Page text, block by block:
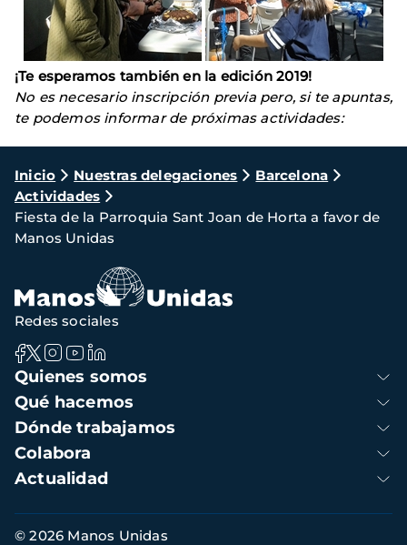
¡Te esperamos también en la edición 2019!
No es necesario inscripción previa pero, si te apuntas,
te podemos informar de próximas actividades:
Ruta
de
navegación
Inicio Nuestras delegaciones
Barcelona
Actividades
Fiesta de la Parroquia Sant Joan de Horta a favor de
Manos Unidas
Navegación
principal
Quienes somos
Qué hacemos
Dónde trabajamos
Colabora
Actualidad
Redes sociales
Información
© 2026 Manos Unidas